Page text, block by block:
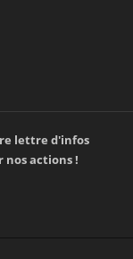
lettre d'infos
nos actions !